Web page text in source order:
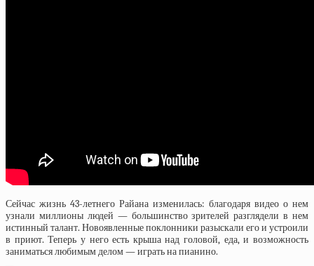
Сейчас жизнь 43-летнего Райана изменилась: благодаря видео о нем
узнали миллионы людей — большинство зрителей разглядели в нем
истинный талант. Новоявленные поклонники разыскали его и устроили
в приют. Теперь у него есть крыша над головой, еда, и возможность
заниматься любимым делом — играть на пианино.